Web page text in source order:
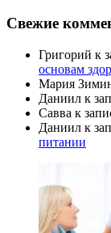
Свежие
Григорий к
основам
Мария
Даниил к
Савва к
Даниил к
питании